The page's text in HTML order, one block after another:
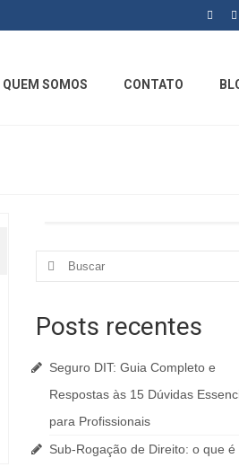
QUEM SOMOS CONTATO
Posts recentes
Seguro DIT: Guia Completo e
Respostas às 15 Dúvidas
para Profissionais
Sub-Rogação de Direito: o que é